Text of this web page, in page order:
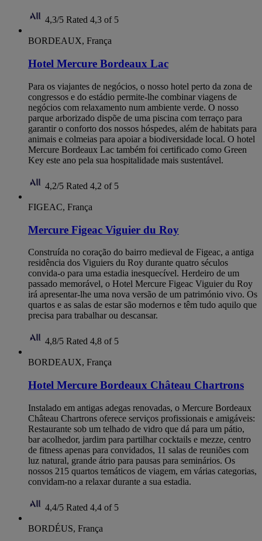
4,3/5 Rated 4,3 of 5
BORDEAUX, França
Hotel Mercure Bordeaux Lac
Para os viajantes de negócios, o nosso hotel perto da zona de
congressos e do estádio permite-lhe combinar viagens de
negócios com relaxamento num ambiente verde. O nosso
parque arborizado dispõe de uma piscina com terraço para
garantir o conforto dos nossos hóspedes, além de habitats para
animais e colmeias para apoiar a biodiversidade local. O hotel
Mercure Bordeaux Lac também foi certificado como Green
Key este ano pela sua hospitalidade mais sustentável.
4,2/5 Rated 4,2 of 5
FIGEAC, França
Mercure Figeac Viguier du Roy
Construída no coração do bairro medieval de Figeac, a antiga
residência dos Viguiers du Roy durante quatro séculos
convida-o para uma estadia inesquecível. Herdeiro de um
passado memorável, o Hotel Mercure Figeac Viguier du Roy
irá apresentar-lhe uma nova versão de um património vivo. Os
quartos e as salas de estar são modernos e têm tudo aquilo que
precisa para trabalhar ou descansar.
4,8/5 Rated 4,8 of 5
BORDEAUX, França
Hotel Mercure Bordeaux Château Chartrons
Instalado em antigas adegas renovadas, o Mercure Bordeaux
Château Chartrons oferece serviços profissionais e amigáveis:
Restaurante sob um telhado de vidro que dá para um pátio,
bar acolhedor, jardim para partilhar cocktails e mezze, centro
de fitness apenas para convidados, 11 salas de reuniões com
luz natural, grande átrio para pausas para seminários. Os
nossos 215 quartos temáticos de viagem, em várias categorias,
convidam-no a relaxar durante a sua estadia.
4,4/5 Rated 4,4 of 5
BORDÉUS, França